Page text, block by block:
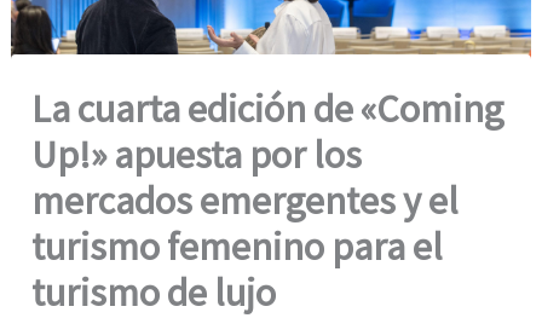
La cuarta edición de «Coming
Up!» apuesta por los
mercados emergentes y el
turismo femenino para el
turismo de lujo